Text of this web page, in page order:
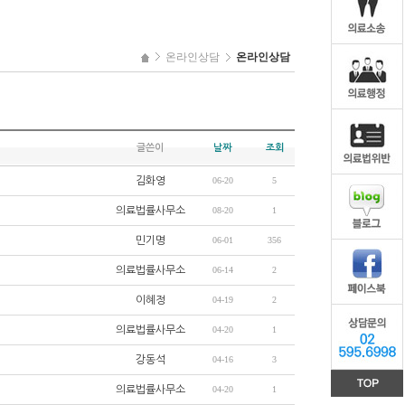
온라인상담 온라인상담
글쓴이 날짜 조회
김화영 06-20 5
의료법률사무소 08-20 1
민기명 06-01 356
의료법률사무소 06-14 2
이혜정 04-19 2
의료법률사무소 04-20 1
강동석 04-16 3
의료법률사무소 04-20 1